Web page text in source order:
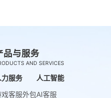
品与服务
AND SERVICES
力服务
戏客服外包
人工智能
AI客服